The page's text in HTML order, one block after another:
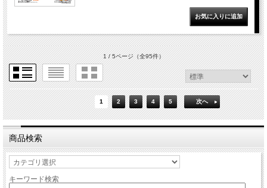
1 / 5ページ（全95件）
1 2 3 4 5 次へ
商品検索
キーワード検索